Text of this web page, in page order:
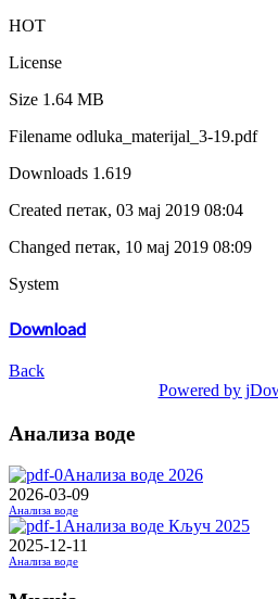
HOT
License
Size 1.64 MB
Filename odluka_materijal_3-19.pdf
Downloads 1.619
Created петак, 03 мај 2019 08:04
Changed петак, 10 мај 2019 08:09
System
Download
Back
Powered by
Анализа воде
Анализа воде 2026
2026-03-09
Анализа воде
Анализа воде Кључ 2025
2025-12-11
Анализа воде